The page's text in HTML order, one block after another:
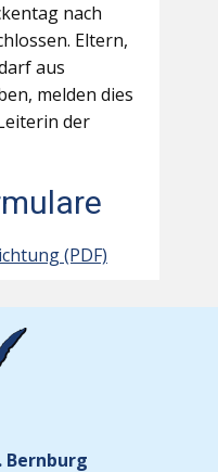
nach
Eltern,
aus
melden dies
der
(PDF)
Bernburg